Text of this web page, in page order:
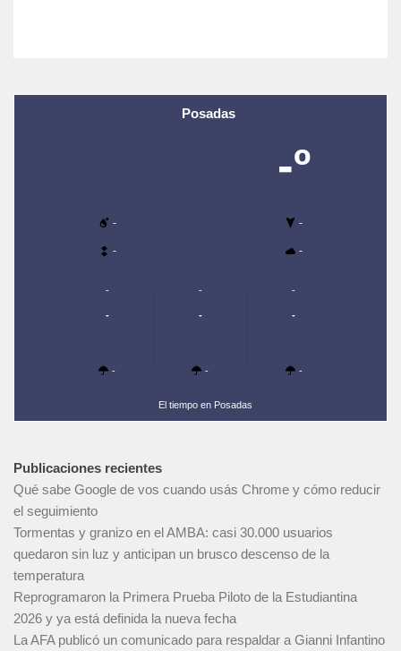
Posadas
-º
- -
- -
-
-
-
-
-
-
-
-
-
El tiempo en Posadas
Publicaciones recientes
Qué sabe Google de vos cuando usás Chrome y cómo reducir
el seguimiento
Tormentas y granizo en el AMBA: casi 30.000 usuarios
quedaron sin luz y anticipan un brusco descenso de la
temperatura
Reprogramaron la Primera Prueba Piloto de la Estudiantina
2026 y ya está definida la nueva fecha
La AFA publicó un comunicado para respaldar a Gianni Infantino